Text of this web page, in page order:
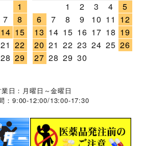
1
7
8
14 15
21 22
28 29
1
2 3 4
5
6
7 8 9 10 11 12
13 14 15 16 17 18 19
20 21 22 23 24 25 26
27 28 29 30
業日：月曜日～金曜日
：9:00-12:00/13:00-17:30